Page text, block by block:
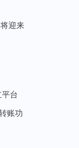
迎来
台
账功